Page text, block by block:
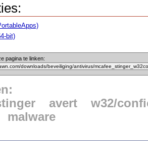
bit)
pagina te linken:
avert
w32/
malware